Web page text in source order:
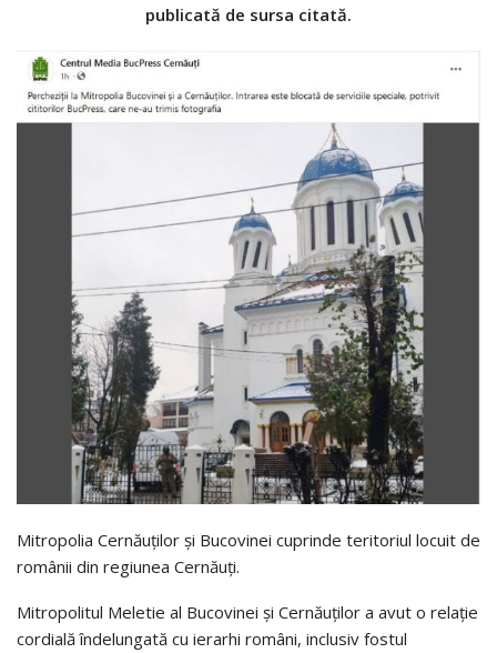
publicată de sursa citată.
Mitropolia Cernăuților și Bucovinei cuprinde teritoriul locuit de
românii din regiunea Cernăuți.
Mitropolitul Meletie al Bucovinei și Cernăuților a avut o relație
cordială îndelungată cu ierarhi români, inclusiv fostul